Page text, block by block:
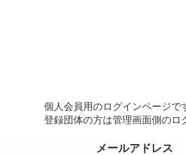
個人会員用のログインページで
登録団体の方は管理画面側のロ
メールアドレス